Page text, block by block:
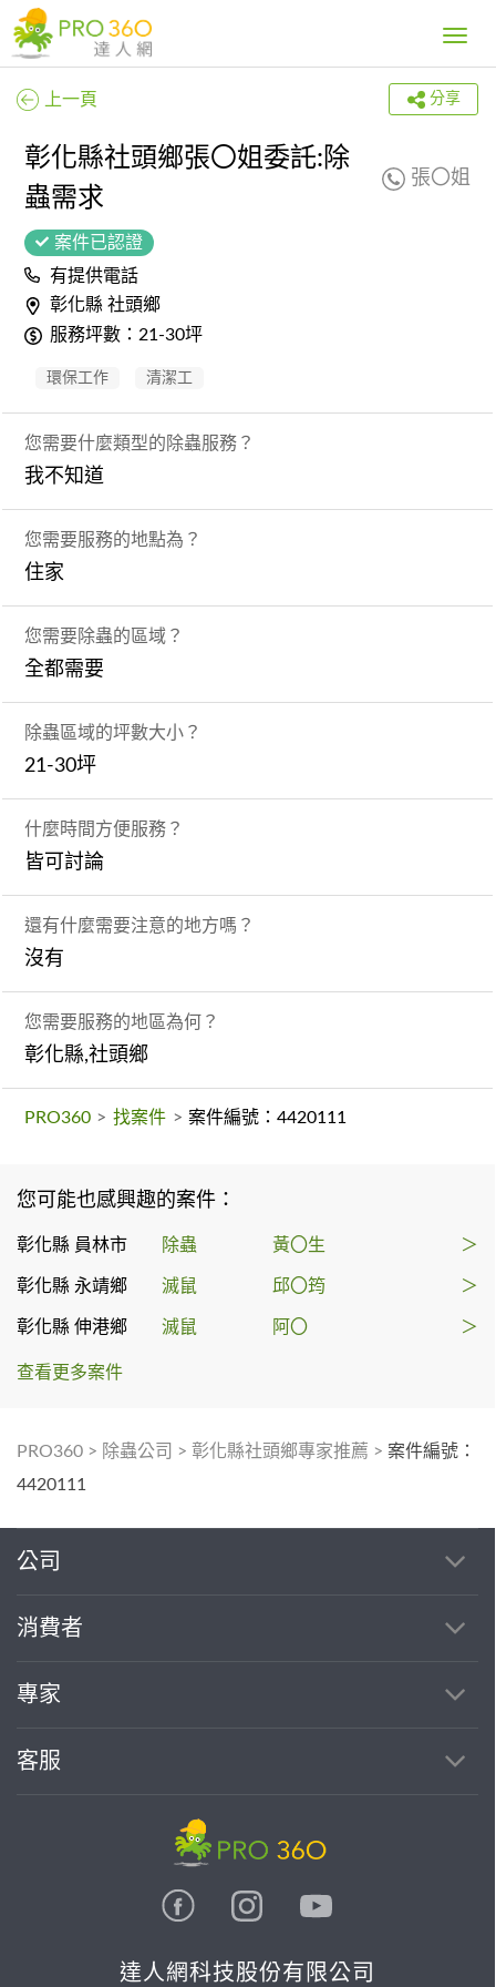
Toggle
上一頁 分享
彰化縣社頭鄉張〇姐委託:除
蟲需求
張〇姐
案件已認證
有提供電話
彰化縣 社頭鄉
服務坪數：21-30坪
環保工作 清潔工
您需要什麼類型的除蟲服務？
我不知道
您需要服務的地點為？
住家
您需要除蟲的區域？
全都需要
除蟲區域的坪數大小？
21-30坪
什麼時間方便服務？
皆可討論
還有什麼需要注意的地方嗎？
沒有
您需要服務的地區為何？
彰化縣,社頭鄉
PRO360 > 找案件 > 案件編號：4420111
您可能也感興趣的案件：
彰化縣 員林市 除蟲 黃〇生 ＞
彰化縣 永靖鄉 滅鼠 邱〇筠 ＞
彰化縣 伸港鄉 滅鼠 阿〇 ＞
查看更多案件
PRO360 > 除蟲公司 > 彰化縣社頭鄉專家推薦 > 案件編號：
4420111
公司
消費者
專家
客服
達人網科技股份有限公司